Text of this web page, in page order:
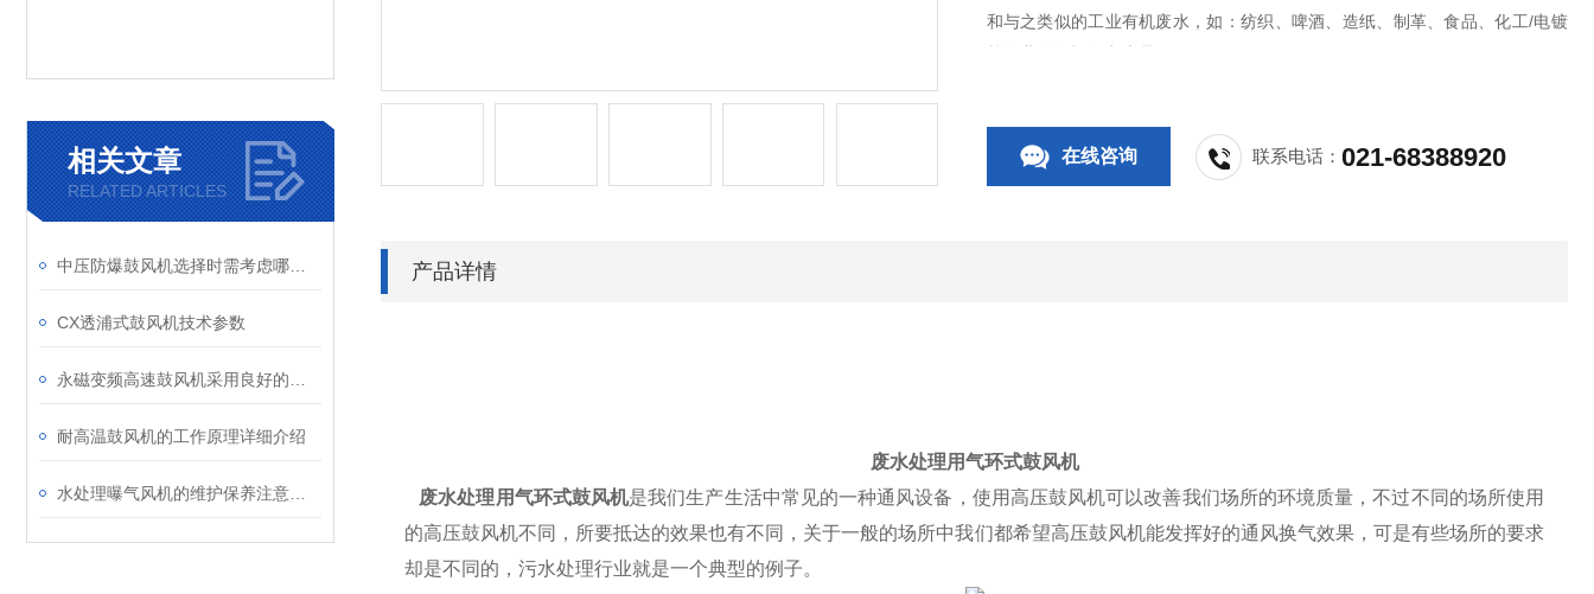
相关文章
RELATED ARTICLES
CX透浦式鼓风机技术参数
耐高温鼓风机的工作原理详细介绍
和与之类似的工业有机废水，如：纺织、啤酒、造纸、制革、食品、化工/电镀
等行业的有机污水处理.
在线咨询 联系电话：021-68388920
产品详情
废水处理用气环式鼓风机
废水处理用气环式鼓风机是我们生产生活中常见的一种通风设备，使用高压鼓风机可以改善我们场所的环境质量，不过不同的场所使用
的高压鼓风机不同，所要抵达的效果也有不同，关于一般的场所中我们都希望高压鼓风机能发挥好的通风换气效果，可是有些场所的要求
却是不同的，污水处理行业就是一个典型的例子。